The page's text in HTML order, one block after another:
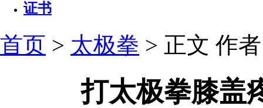
证书
首页 > 太极拳 > 正文 作
打太极拳膝盖